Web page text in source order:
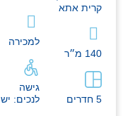
קרית אתא
140 מ״ר
5 חדרים
למכירה
גישה
לנכים: יש